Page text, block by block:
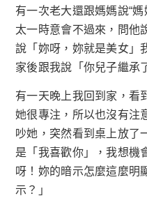
有一次老大還跟媽媽說“
太一時意會不過來，問他
說「妳呀，妳就是美女」
家後跟我說「你兒子繼承
有一天晚上我回到家，看
她很專注，所以也沒有注
吵她，突然看到桌上放了
是「我喜歡你」，我想機
呀！妳的暗示怎麼這麼明
示？」